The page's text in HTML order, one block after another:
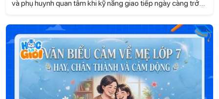
và phụ huynh quan tâm khi kỹ năng giao tiếp ngày càng trở
các em tự tin khi trao đổi, giao tiếp còn góp phần xây dựng
các mối quan hệ tốt đẹp và phát triển nhiều kỹ năng cần
thiết. Hãy cùng Học là Giỏi tìm hiểu trong bài viết dưới đây.